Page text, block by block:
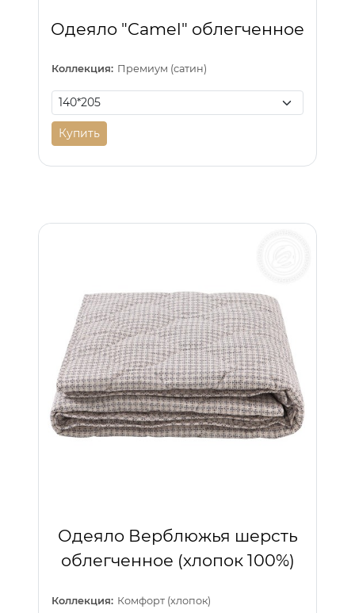
Одеяло "Camel" облегченное
Коллекция: Премиум (сатин)
Купить
Одеяло Верблюжья шерсть
облегченное (хлопок 100%)
Коллекция: Комфорт (хлопок)